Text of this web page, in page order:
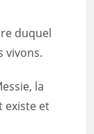
duquel
vivons.
la
existe et